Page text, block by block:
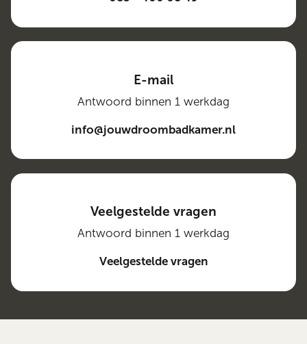
E-mail
Antwoord binnen 1 werkdag
info@jouwdroombadkamer.nl
Veelgestelde vragen
Antwoord binnen 1 werkdag
Veelgestelde vragen